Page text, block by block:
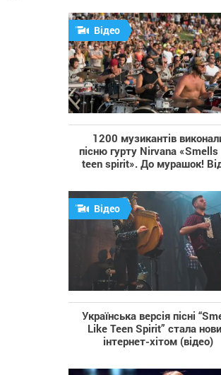
Відео
1200 музикантів
пісню гурту Nirvana
teen spirit». До мурашок!
Відео
Українська версія пісні
Like Teen Spirit” стала
інтернет-хітом (відео)